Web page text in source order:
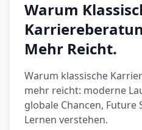
Warum
Mehr Reicht.
Warum klassische
mehr reicht: moderne
globale Chancen, Future
Lernen verstehen.